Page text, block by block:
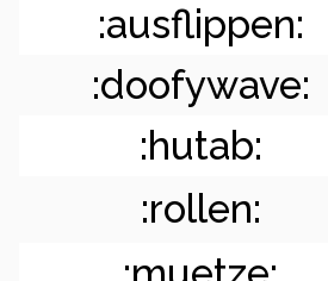
:ausflippen:
:doofywave:
:hutab:
:rollen: